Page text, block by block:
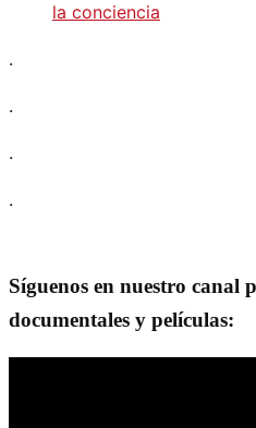
la conciencia
.
.
.
.
Síguenos en nuestro canal
documentales y películas: